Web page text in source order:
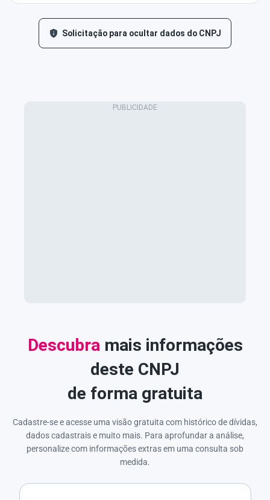
Solicitação para ocultar dados do CNPJ
Descubra mais informações
deste CNPJ
de forma gratuita
Cadastre-se e acesse uma visão gratuita com histórico de dívidas,
dados cadastrais e muito mais. Para aprofundar a análise,
personalize com informações extras em uma consulta sob
medida.